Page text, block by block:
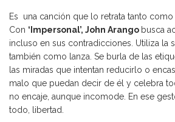
Es una canción que lo retrata tanto como
Con ‘Impersonal’, John Arango busca
incluso en sus contradicciones. Utiliza la
también como lanza. Se burla de las
las miradas que intentan reducirlo o
malo que puedan decir de él y celebra
no encaje, aunque incomode. En ese
todo, libertad.